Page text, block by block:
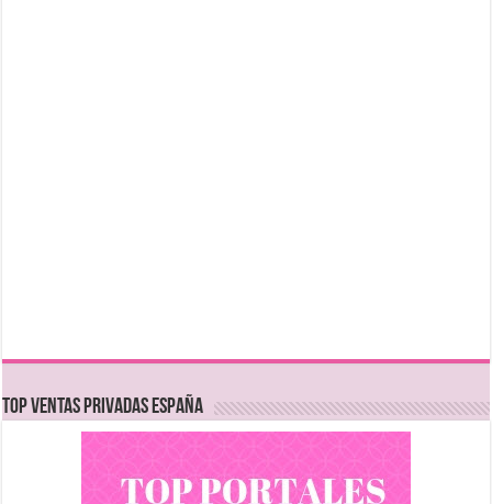
TOP VENTAS PRIVADAS ESPAÑA